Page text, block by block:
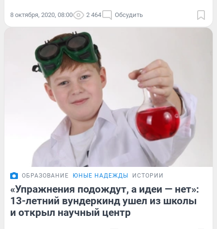
8 октября, 2020, 08:00 2 464 Обсудить
ОБРАЗОВАНИЕ ЮНЫЕ НАДЕЖДЫ ИСТОРИИ
«Упражнения подождут, а идеи — нет»:
13-летний вундеркинд ушел из школы
и открыл научный центр